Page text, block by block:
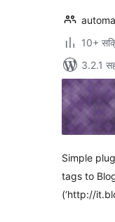
10+
3.2.1
Simple
tags to
(‘http://